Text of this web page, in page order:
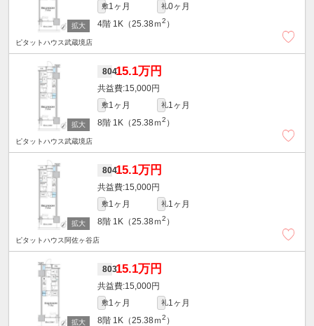
敷1ヶ月 礼0ヶ月
4階 1K（25.38ｍ2 ）
ピタットハウス武蔵境店
80415.1万円
15,000円
敷1ヶ月 礼1ヶ月
8階 1K（25.38ｍ2 ）
ピタットハウス武蔵境店
80415.1万円
15,000円
敷1ヶ月 礼1ヶ月
8階 1K（25.38ｍ2 ）
ピタットハウス阿佐ヶ谷店
80315.1万円
15,000円
敷1ヶ月 礼1ヶ月
8階 1K（25.38ｍ2 ）